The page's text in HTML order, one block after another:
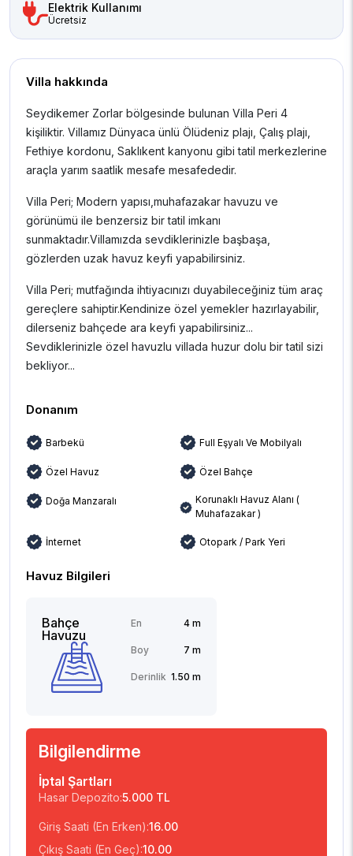
Elektrik Kullanımı
Ücretsiz
Villa hakkında
Seydikemer Zorlar bölgesinde bulunan Villa Peri 4
kişiliktir. Villamız Dünyaca ünlü Ölüdeniz plajı, Çalış plajı,
Fethiye kordonu, Saklıkent kanyonu gibi tatil merkezlerine
araçla yarım saatlik mesafe mesafededir.
Villa Peri; Modern yapısı,muhafazakar havuzu ve
görünümü ile benzersiz bir tatil imkanı
sunmaktadır.Villamızda sevdiklerinizle başbaşa,
gözlerden uzak havuz keyfi yapabilirsiniz.
Villa Peri; mutfağında ihtiyacınızı duyabileceğiniz tüm araç
gereçlere sahiptir.Kendinize özel yemekler hazırlayabilir,
dilerseniz bahçede ara keyfi yapabilirsiniz...
Sevdiklerinizle özel havuzlu villada huzur dolu bir tatil sizi
bekliyor...
Donanım
Barbekü Full Eşyalı Ve Mobilyalı
Özel Havuz Özel Bahçe
Doğa Manzaralı
Korunaklı Havuz Alanı (
Muhafazakar )
İnternet Otopark / Park Yeri
Havuz Bilgileri
Bahçe
Havuzu
En 4 m
Boy 7 m
Derinlik 1.50 m
Bilgilendirme
İptal Şartları
Hasar Depozito:5.000 TL
Giriş Saati (En Erken):16.00
Çıkış Saati (En Geç):10.00